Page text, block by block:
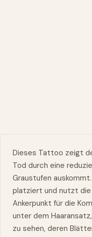
Dieses Tattoo zeigt
Tod durch eine
Graustufen
platziert und nutzt die
Ankerpunkt für die
unter dem
zu sehen, deren